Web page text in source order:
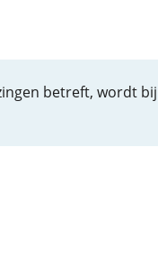
betreft, wordt